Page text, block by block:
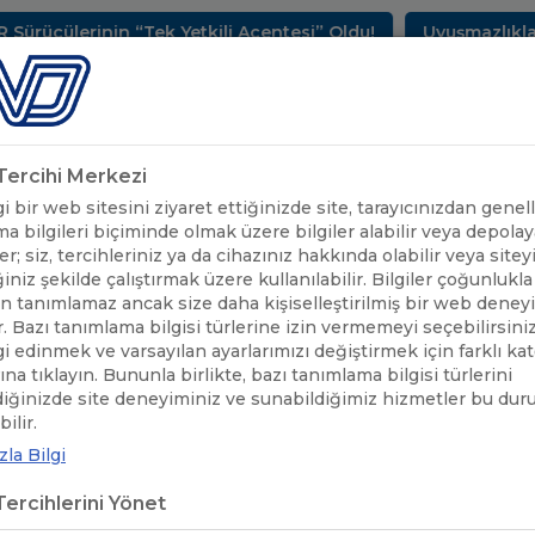
“Tek Yetkili Acentesi” Oldu! Uyuşmazlıkların
SEKTÖREL BİLGİLER UND YAYINLARI
ÖNEMLİ DUYURULAR / 2014 MODEL VE ALTINDA TANKERLERLE
MODEL VE ALTINDA
Merkezi
bir web sitesini ziyaret ettiğinizde site, tarayıcınızdan
bilgileri biçiminde olmak üzere bilgiler alabilir veya
siz, tercihleriniz ya da cihazınız hakkında olabilir veya siteyi
şekilde çalıştırmak üzere kullanılabilir. Bilgiler
tanımlamaz ancak size daha kişiselleştirilmiş bir web
Bazı tanımlama bilgisi türlerine izin vermemeyi
edinmek ve varsayılan ayarlarımızı değiştirmek için farklı
tıklayın. Bununla birlikte, bazı tanımlama bilgisi türlerini
site deneyiminiz ve sunabildiğimiz hizmetler bu
Bilgi
Yönet